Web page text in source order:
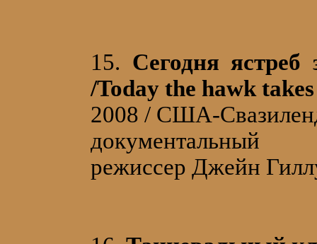
15. Сегодня ястреб
/Today the hawk
2008 / США-
документальный
режиссер Джейн